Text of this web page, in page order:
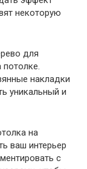
некоторую
для
накладки
уникальный и
на
ваш интерьер
с